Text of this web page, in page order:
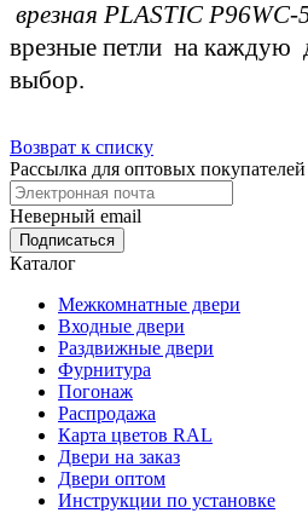
врезная PLASTIC
врезные петли на каждую
выбор.
Возврат к списку
Рассылка для оптовых
Неверный email
Каталог
Межкомнатные двери
Входные двери
Раздвижные двери
Фурнитура
Погонаж
Распродажа
Карта цветов RAL
Двери на заказ
Двери оптом
Инструкции по установке